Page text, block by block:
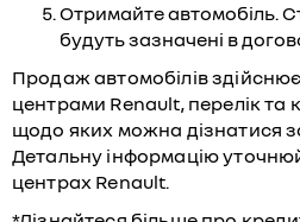
Отримайте автомобіль.
будуть зазначені в
Продаж автомобілів
центрами Renault, перелік та
щодо яких можна дізнатися
Детальну інформацію
центрах Renault.